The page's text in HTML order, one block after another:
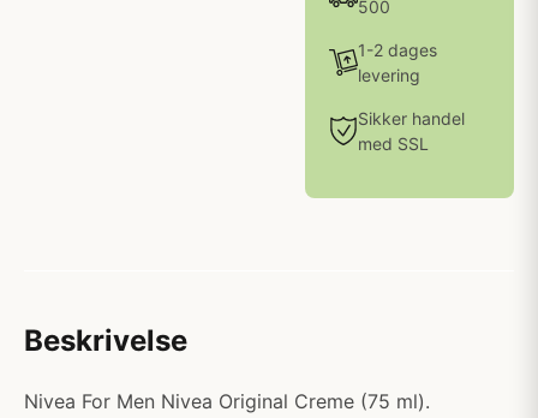
500
1-2 dages
levering
Sikker handel
med SSL
Beskrivelse
Nivea For Men Nivea Original Creme (75 ml).